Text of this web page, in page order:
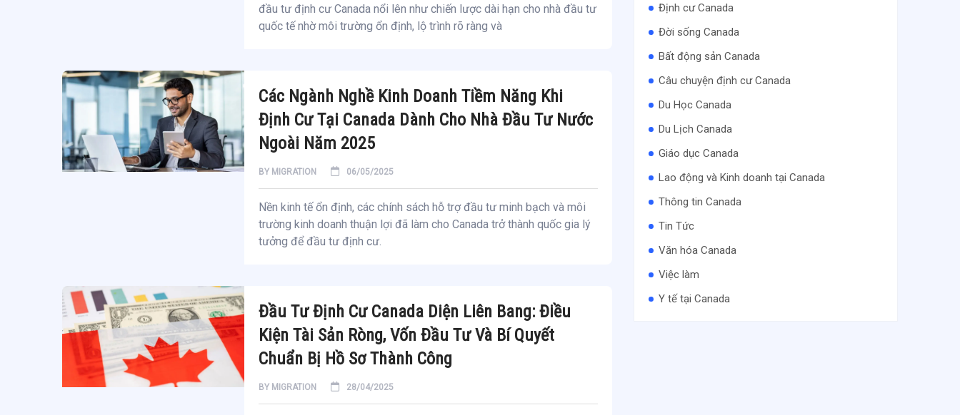
đầu tư định cư Canada nổi lên như chiến lược dài hạn cho nhà đầu tư
quốc tế nhờ môi trường ổn định, lộ trình rõ ràng và
Các Ngành Nghề Kinh Doanh Tiềm Năng Khi
Định Cư Tại Canada Dành Cho Nhà Đầu Tư Nước
Ngoài Năm 2025
BY MIGRATION 06/05/2025
Nền kinh tế ổn định, các chính sách hỗ trợ đầu tư minh bạch và môi
trường kinh doanh thuận lợi đã làm cho Canada trở thành quốc gia lý
tưởng để đầu tư định cư.
Đầu Tư Định Cư Canada Diện Liên Bang: Điều
Kiện Tài Sản Ròng, Vốn Đầu Tư Và Bí Quyết
Chuẩn Bị Hồ Sơ Thành Công
BY MIGRATION 28/04/2025
Định cư Canada
Đời sống Canada
Bất động sản Canada
Câu chuyện định cư Canada
Du Học Canada
Du Lịch Canada
Giáo dục Canada
Lao động và Kinh doanh tại Canada
Thông tin Canada
Tin Tức
Văn hóa Canada
Việc làm
Y tế tại Canada